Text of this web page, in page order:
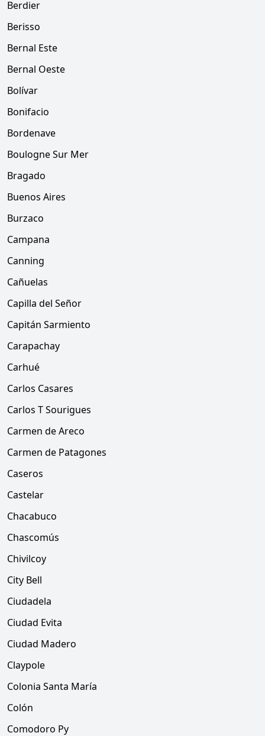
Berdier
Berisso
Bernal Este
Bernal Oeste
Bolívar
Bonifacio
Bordenave
Boulogne Sur Mer
Bragado
Buenos Aires
Burzaco
Campana
Canning
Cañuelas
Capilla del Señor
Capitán Sarmiento
Carapachay
Carhué
Carlos Casares
Carlos T Sourigues
Carmen de Areco
Carmen de Patagones
Caseros
Castelar
Chacabuco
Chascomús
Chivilcoy
City Bell
Ciudadela
Ciudad Evita
Ciudad Madero
Claypole
Colonia Santa María
Colón
Comodoro Py